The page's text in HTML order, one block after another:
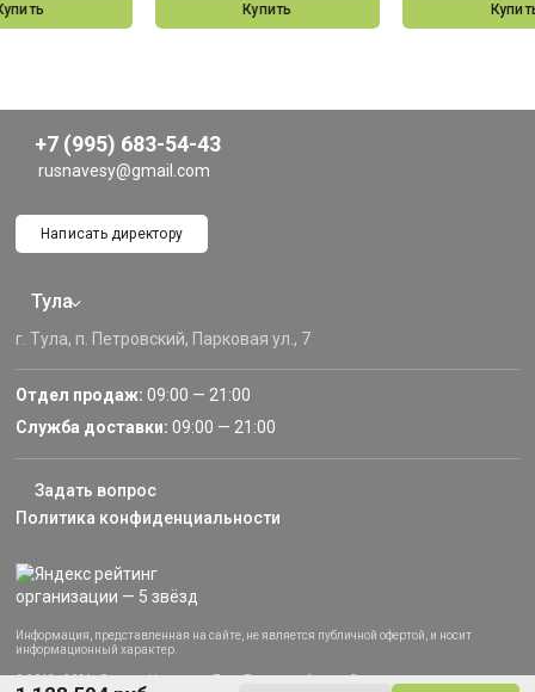
Купить
+7 (995) 683-54-43
rusnavesy@gmail.com
Написать директору
Тула
г. Тула, п. Петровский, Парковая ул., 7
Отдел продаж: 09:00 — 21:00
Служба доставки: 09:00 — 21:00
Задать вопрос
Политика конфиденциальности
Информация, представленная на сайте, не является публичной офертой, и носит
информационный характер.
© 2013–2024 «Русские Навесы» — Тула, Тульская область. Все права защищены.